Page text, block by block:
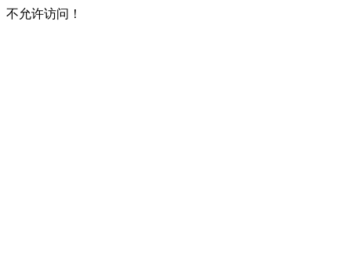
不允许访问！